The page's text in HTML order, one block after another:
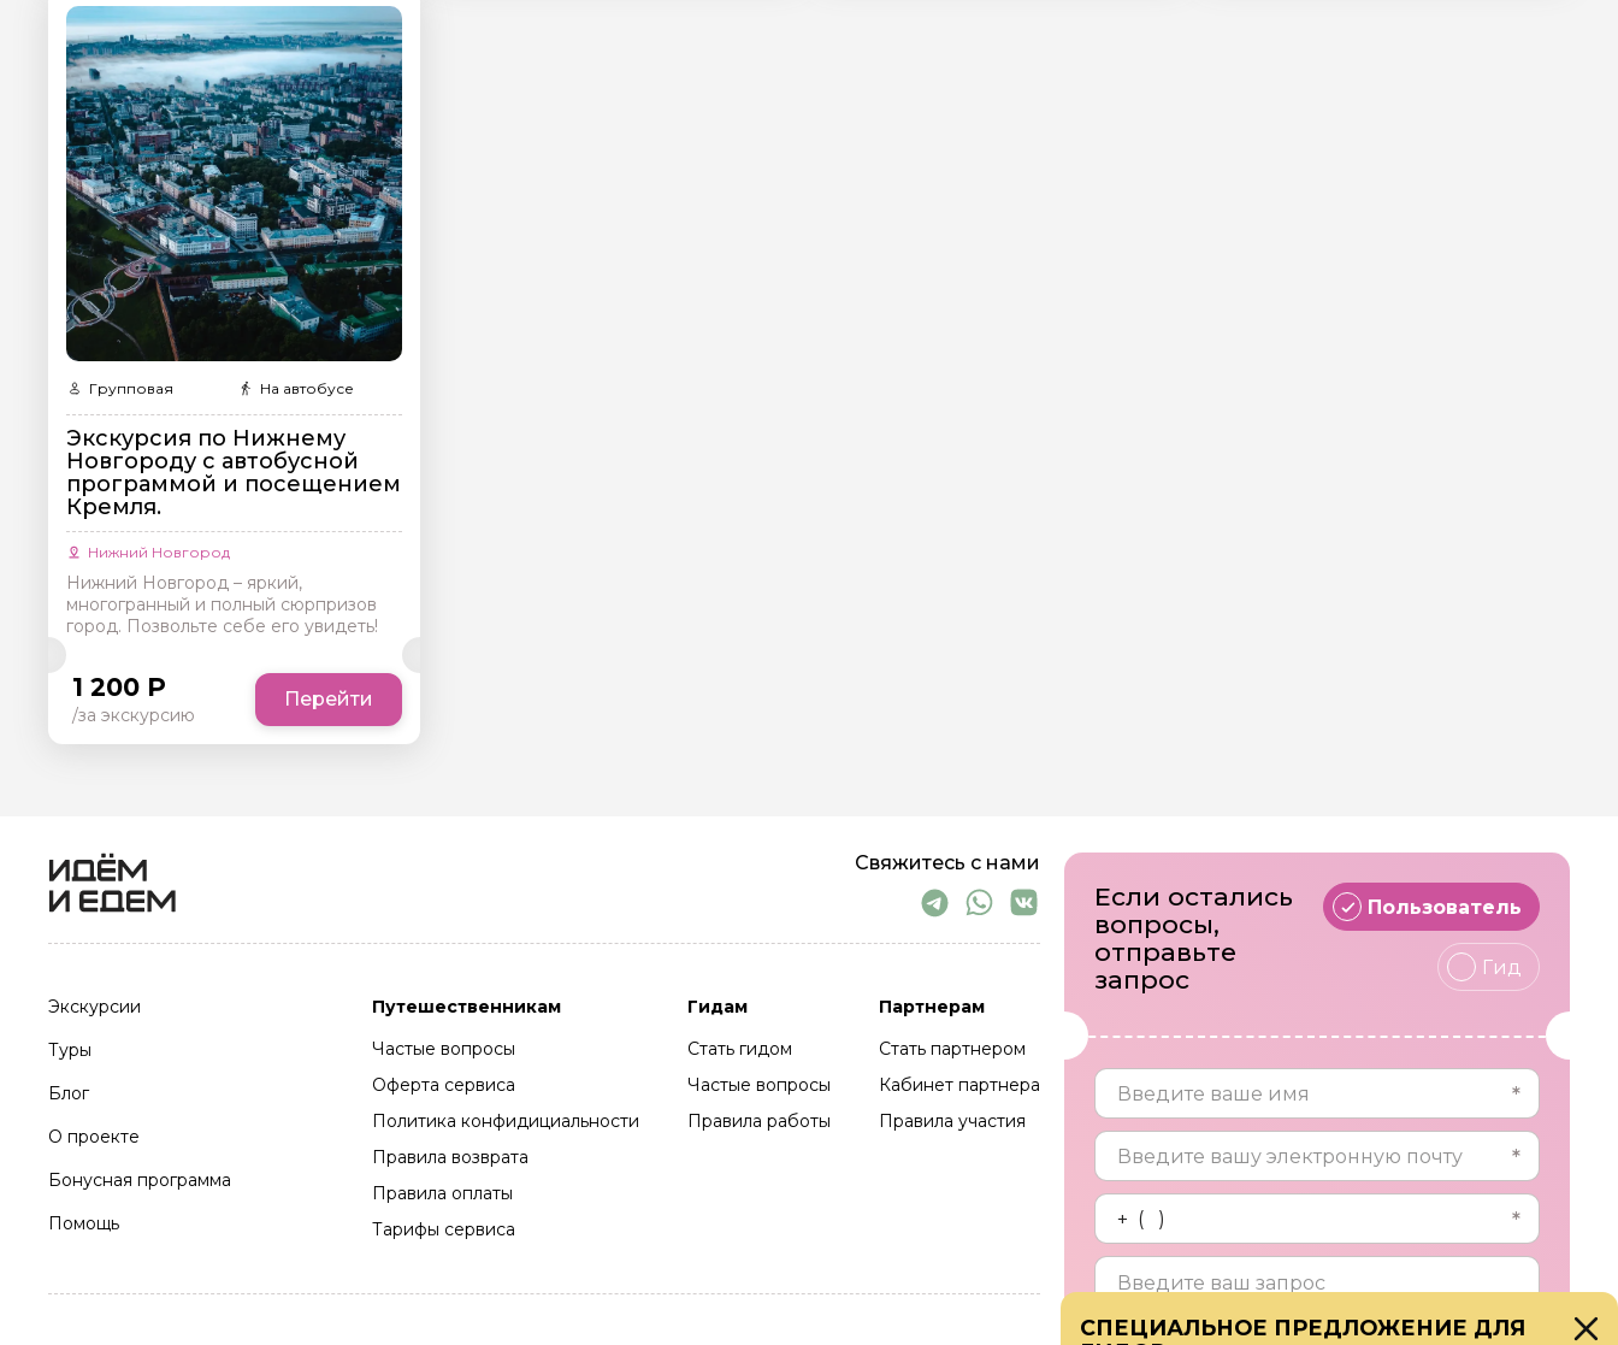
Групповая На автобусе
Экскурсия по Нижнему
Новгороду с автобусной
программой и посещением
Кремля.
Нижний Новгород
Нижний Новгород – яркий,
многогранный и полный сюрпризов
город. Позвольте себе его увидеть!
1 200 Р
/за экскурсию
Перейти
Свяжитесь с нами
Экскурсии
Туры
Блог
О проекте
Бонусная программа
Помощь
Путешественникам
Частые вопросы
Оферта сервиса
Политика конфидициальности
Правила возврата
Правила оплаты
Тарифы сервиса
Гидам
Стать гидом
Частые вопросы
Правила работы
Партнерам
Стать партнером
Кабинет партнера
Правила участия
Если остались
вопросы,
отправьте
запрос
Пользователь
Гид
СПЕЦИАЛЬНОЕ ПРЕДЛОЖЕНИЕ ДЛЯ